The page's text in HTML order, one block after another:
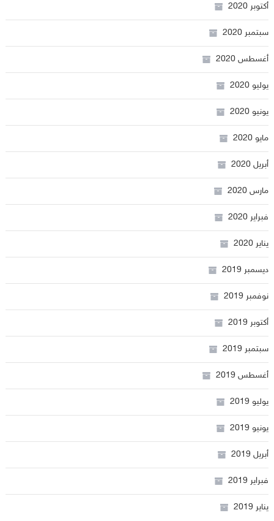
أكتوبر 2020
سبتمبر 2020
أغسطس 2020
يوليو 2020
يونيو 2020
مايو 2020
أبريل 2020
مارس 2020
فبراير 2020
يناير 2020
ديسمبر 2019
نوفمبر 2019
أكتوبر 2019
سبتمبر 2019
أغسطس 2019
يوليو 2019
يونيو 2019
أبريل 2019
فبراير 2019
يناير 2019